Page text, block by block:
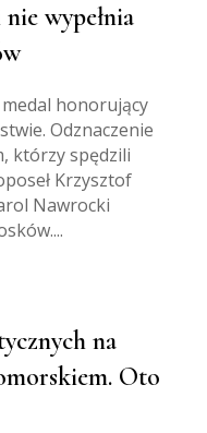
wypełnia
honorujący
Odznaczenie
którzy spędzili
Krzysztof
Nawrocki
na
Oto